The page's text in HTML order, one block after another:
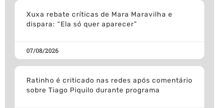
Xuxa rebate críticas de Mara Maravilha e
dispara: “Ela só quer aparecer”
07/08/2026
Ratinho é criticado nas redes após comentário
sobre Tiago Piquilo durante programa